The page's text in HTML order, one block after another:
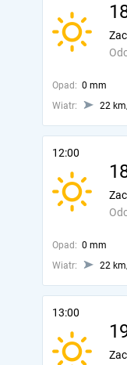
Opad: 0 mm
Wiatr:
22
12:00
Opad: 0 mm
Wiatr:
22
13:00